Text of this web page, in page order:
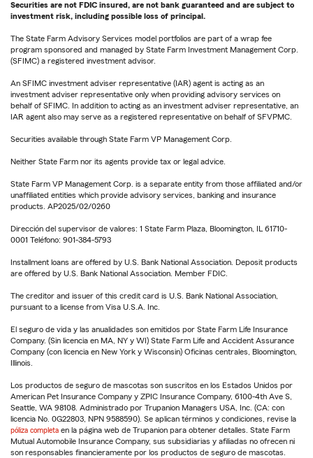
Securities are not FDIC insured, are not bank guaranteed and are subject to
investment risk, including possible loss of principal.
The State Farm Advisory Services model portfolios are part of a wrap fee
program sponsored and managed by State Farm Investment Management Corp.
(SFIMC) a registered investment advisor.
An SFIMC investment adviser representative (IAR) agent is acting as an
investment adviser representative only when providing advisory services on
behalf of SFIMC. In addition to acting as an investment adviser representative, an
IAR agent also may serve as a registered representative on behalf of SFVPMC.
Securities available through State Farm VP Management Corp.
Neither State Farm nor its agents provide tax or legal advice.
State Farm VP Management Corp. is a separate entity from those affiliated and/or
unaffiliated entities which provide advisory services, banking and insurance
products. AP2025/02/0260
Dirección del supervisor de valores: 1 State Farm Plaza, Bloomington, IL 61710-
0001 Teléfono: 901-384-5793
Installment loans are offered by U.S. Bank National Association. Deposit products
are offered by U.S. Bank National Association. Member FDIC.
The creditor and issuer of this credit card is U.S. Bank National Association,
pursuant to a license from Visa U.S.A. Inc.
El seguro de vida y las anualidades son emitidos por State Farm Life Insurance
Company. (Sin licencia en MA, NY y WI) State Farm Life and Accident Assurance
Company (con licencia en New York y Wisconsin) Oficinas centrales, Bloomington,
Illinois.
Los productos de seguro de mascotas son suscritos en los Estados Unidos por
American Pet Insurance Company y ZPIC Insurance Company, 6100-4th Ave S,
Seattle, WA 98108. Administrado por Trupanion Managers USA, Inc. (CA: con
licencia No. 0G22803, NPN 9588590). Se aplican términos y condiciones, revise la
póliza completa en la página web de Trupanion para obtener detalles. State Farm
Mutual Automobile Insurance Company, sus subsidiarias y afiliadas no ofrecen ni
son responsables financieramente por los productos de seguro de mascotas.